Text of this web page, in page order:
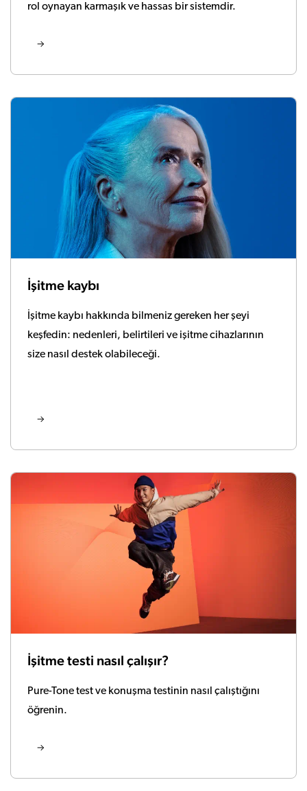
rol oynayan karmaşık ve hassas bir sistemdir.
İşitme kaybı
İşitme kaybı hakkında bilmeniz gereken her şeyi
keşfedin: nedenleri, belirtileri ve işitme cihazlarının
size nasıl destek olabileceği.
İşitme testi nasıl çalışır?
Pure-Tone test ve konuşma testinin nasıl çalıştığını
öğrenin.